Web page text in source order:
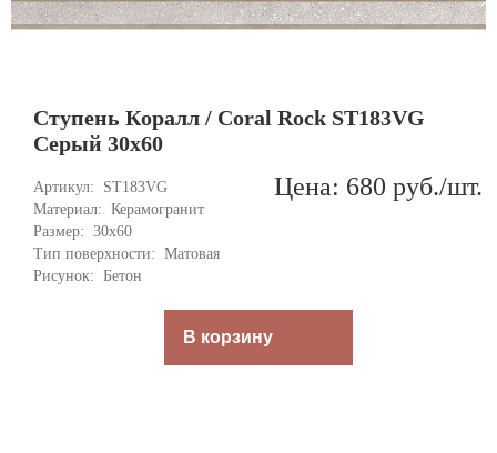
Ступень Коралл / Coral Rock ST183VG
Серый 30x60
Артикул:
ST183VG
Материал: Керамогранит
Размер: 30x60
Тип поверхности: Матовая
Рисунок: Бетон
Цена: 680 руб./шт.
В корзину